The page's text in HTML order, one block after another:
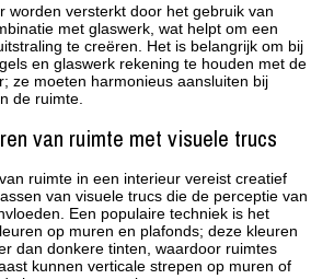
worden versterkt door het gebruik van
met glaswerk, wat helpt om een
te creëren. Het is belangrijk om bij
en glaswerk rekening te houden met de
ze moeten harmonieus aansluiten bij
de ruimte.
van ruimte met visuele trucs
ruimte in een interieur vereist creatief
van visuele trucs die de perceptie van
Een populaire techniek is het
op muren en plafonds; deze kleuren
dan donkere tinten, waardoor ruimtes
kunnen verticale strepen op muren of